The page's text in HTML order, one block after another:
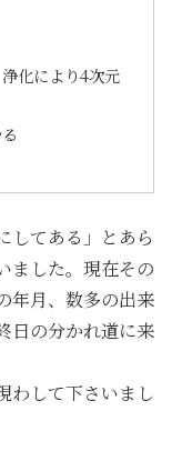
化により4次元
してある」とあら
ました。現在その
年月、数多の出来
日の分かれ道に来
わして下さいまし